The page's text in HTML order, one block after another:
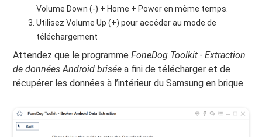
Volume Down (-) + Home + Power en même temps.
Utilisez Volume Up (+) pour accéder au mode de
téléchargement
Attendez que le programmeFoneDog Toolkit - Extraction
de données Android briséea fini de télécharger et de
récupérer les données à l’intérieur du Samsung en brique.